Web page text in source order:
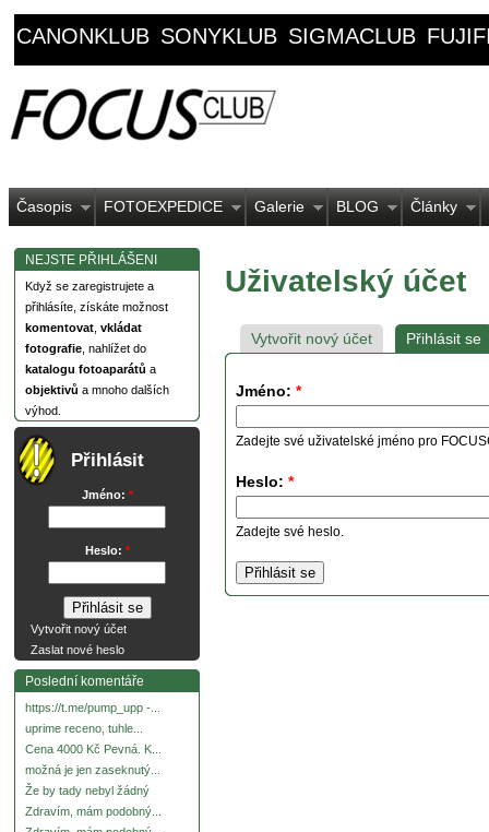
CANONKLUB SONYKLUB SIGMACLUB
Časopis FOTOEXPEDICE Galerie BLOG Články
NEJSTE PŘIHLÁŠENI
Když se zaregistrujete a
přihlásíte, získáte možnost
komentovat vkládat
fotografie , nahlížet do
katalogu fotoaparátů a
objektivů a mnoho dalších
výhod.
Přihlásit
Jméno: *
Heslo: *
Vytvořit nový účet
Zaslat nové heslo
Poslední komentáře
https://t.me/pump_upp -...
uprime receno, tuhle...
Cena 4000 Kč Pevná. K...
možná je jen zaseknutý...
Že by tady nebyl žádný
Zdravím, mám podobný...
Uživatelský účet
Vytvořit nový účet Přihlásit se
Jméno: *
Zadejte své uživatelské jméno pro
Heslo: *
Zadejte své heslo.